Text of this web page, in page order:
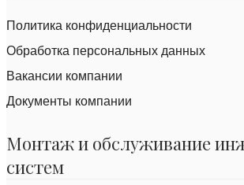
Политика конфиденциальности
Обработка персональных данных
Вакансии компании
Документы компании
Монтаж и обслуживание
систем